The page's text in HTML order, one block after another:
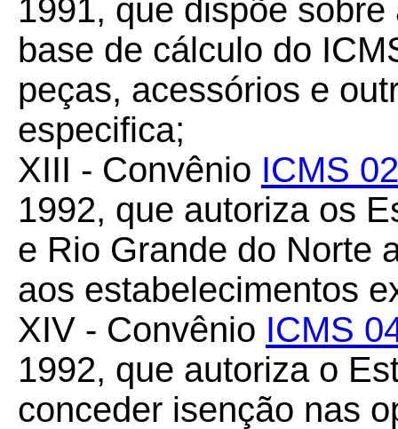
1991, que dispõe
base de cálculo do
peças, acessórios e
especifica;
XIII - Convênio ICMS
1992, que autoriza os
e Rio Grande do Norte
aos estabelecimentos
XIV - Convênio ICMS
1992, que autoriza o
conceder isenção nas